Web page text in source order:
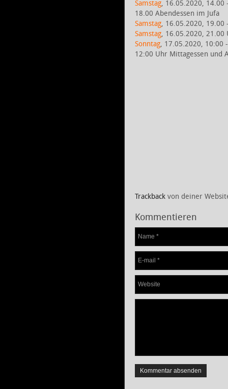
Samstag, 16.05.2020, 14.00
18.00 Abendessen im Jufa
Samstag, 16.05.2020, 19.00
Samstag, 16.05.2020, 21.00
Sonntag, 17.05.2020, 10:00
12:00 Uhr Mittagessen und
Trackback von deiner
Kommentieren